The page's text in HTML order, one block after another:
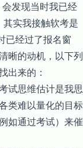
发现当时我已经
实我接触软考是
经过了报名窗
晰的动机，以下列
出来的：
试思维估计是我思
类难以量化的目标
如通过考试）来催